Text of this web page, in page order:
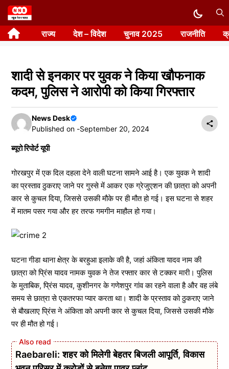
Skip
to
content राज्य देश – विदेश चुनाव 2025 राजनीति
शादी से इनकार पर युवक ने किया खौफनाक
कदम, पुलिस ने आरोपी को किया गिरफ्तार
News Desk
Published on -September 20, 2024
ब्यूरो रिपोर्ट यूपी
गोरखपुर में एक दिल दहला देने वाली घटना सामने आई है। एक युवक ने शादी
का प्रस्ताव ठुकराए जाने पर गुस्से में आकर एक ग्रेजुएशन की छात्रा को अपनी
कार से कुचल दिया, जिससे उसकी मौके पर ही मौत हो गई। इस घटना से शहर
में मातम पसर गया और हर तरफ गमगीन माहौल हो गया।
घटना गीडा थाना क्षेत्र के बरहुआ इलाके की है, जहां अंकिता यादव नाम की
छात्रा को प्रिंस यादव नामक युवक ने तेज रफ्तार कार से टक्कर मारी। पुलिस
के मुताबिक, प्रिंस यादव, कुशीनगर के गणेशपुर गांव का रहने वाला है और वह लंबे
समय से छात्रा से एकतरफा प्यार करता था। शादी के प्रस्ताव को ठुकराए जाने
से बौखलाए प्रिंस ने अंकिता को अपनी कार से कुचल दिया, जिससे उसकी मौके
पर ही मौत हो गई।
Raebareli: शहर को मिलेगी बेहतर बिजली आपूर्ति, विकास